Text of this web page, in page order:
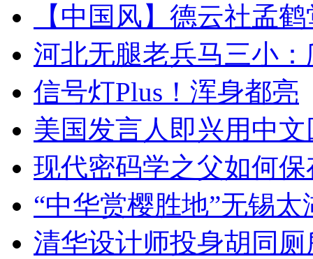
【中国风】德云社孟
河北无腿老兵马三小
信号灯Plus！浑身都亮
美国发言人即兴用中
现代密码学之父如何
“中华赏樱胜地”无锡
清华设计师投身胡同